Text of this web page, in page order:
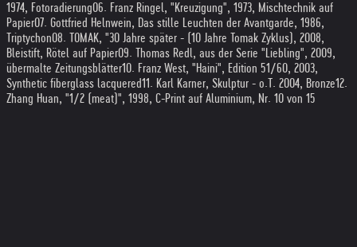
1974, Fotoradierung06. Franz Ringel, "Kreuzigung", 1973, Mischtechnik auf
Papier07. Gottfried Helnwein, Das stille Leuchten der Avantgarde, 1986,
Triptychon08. TOMAK, "30 Jahre später - (10 Jahre Tomak Zyklus), 2008,
Bleistift, Rötel auf Papier09. Thomas Redl, aus der Serie "Liebling", 2009,
übermalte Zeitungsblätter10. Franz West, "Haini", Edition 51/60, 2003,
Synthetic fiberglass lacquered11. Karl Karner, Skulptur - o.T. 2004, Bronze12.
Zhang Huan, "1/2 (meat)", 1998, C-Print auf Aluminium, Nr. 10 von 15